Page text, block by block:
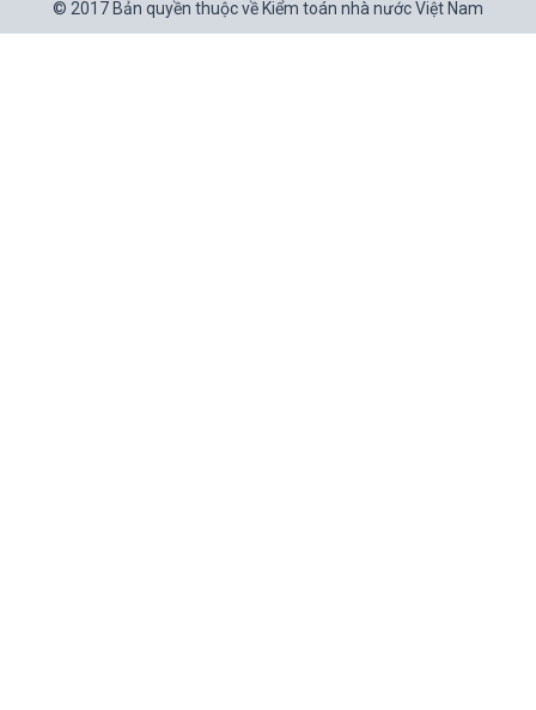
© 2017 Bản quyền thuộc về Kiểm toán nhà nước Việt Nam